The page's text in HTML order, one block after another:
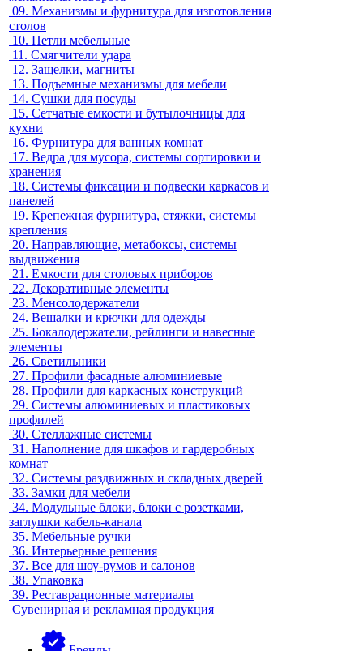
09. Механизмы и фурнитура для изготовления
столов
10. Петли мебельные
11. Смягчители удара
12. Защелки, магниты
13. Подъемные механизмы для мебели
14. Сушки для посуды
15. Сетчатые емкости и бутылочницы для
кухни
16. Фурнитура для ванных комнат
17. Ведра для мусора, системы сортировки и
хранения
18. Системы фиксации и подвески каркасов и
панелей
19. Крепежная фурнитура, стяжки, системы
крепления
20. Направляющие, метабоксы, системы
выдвижения
21. Емкости для столовых приборов
22. Декоративные элементы
23. Менсолодержатели
24. Вешалки и крючки для одежды
25. Бокалодержатели, рейлинги и навесные
элементы
26. Светильники
27. Профили фасадные алюминиевые
28. Профили для каркасных конструкций
29. Системы алюминиевых и пластиковых
профилей
30. Стеллажные системы
31. Наполнение для шкафов и гардеробных
комнат
32. Системы раздвижных и складных дверей
33. Замки для мебели
34. Модульные блоки, блоки с розетками,
заглушки кабель-канала
35. Мебельные ручки
36. Интерьерные решения
37. Все для шоу-румов и салонов
38. Упаковка
39. Реставрационные материалы
Сувенирная и рекламная продукция